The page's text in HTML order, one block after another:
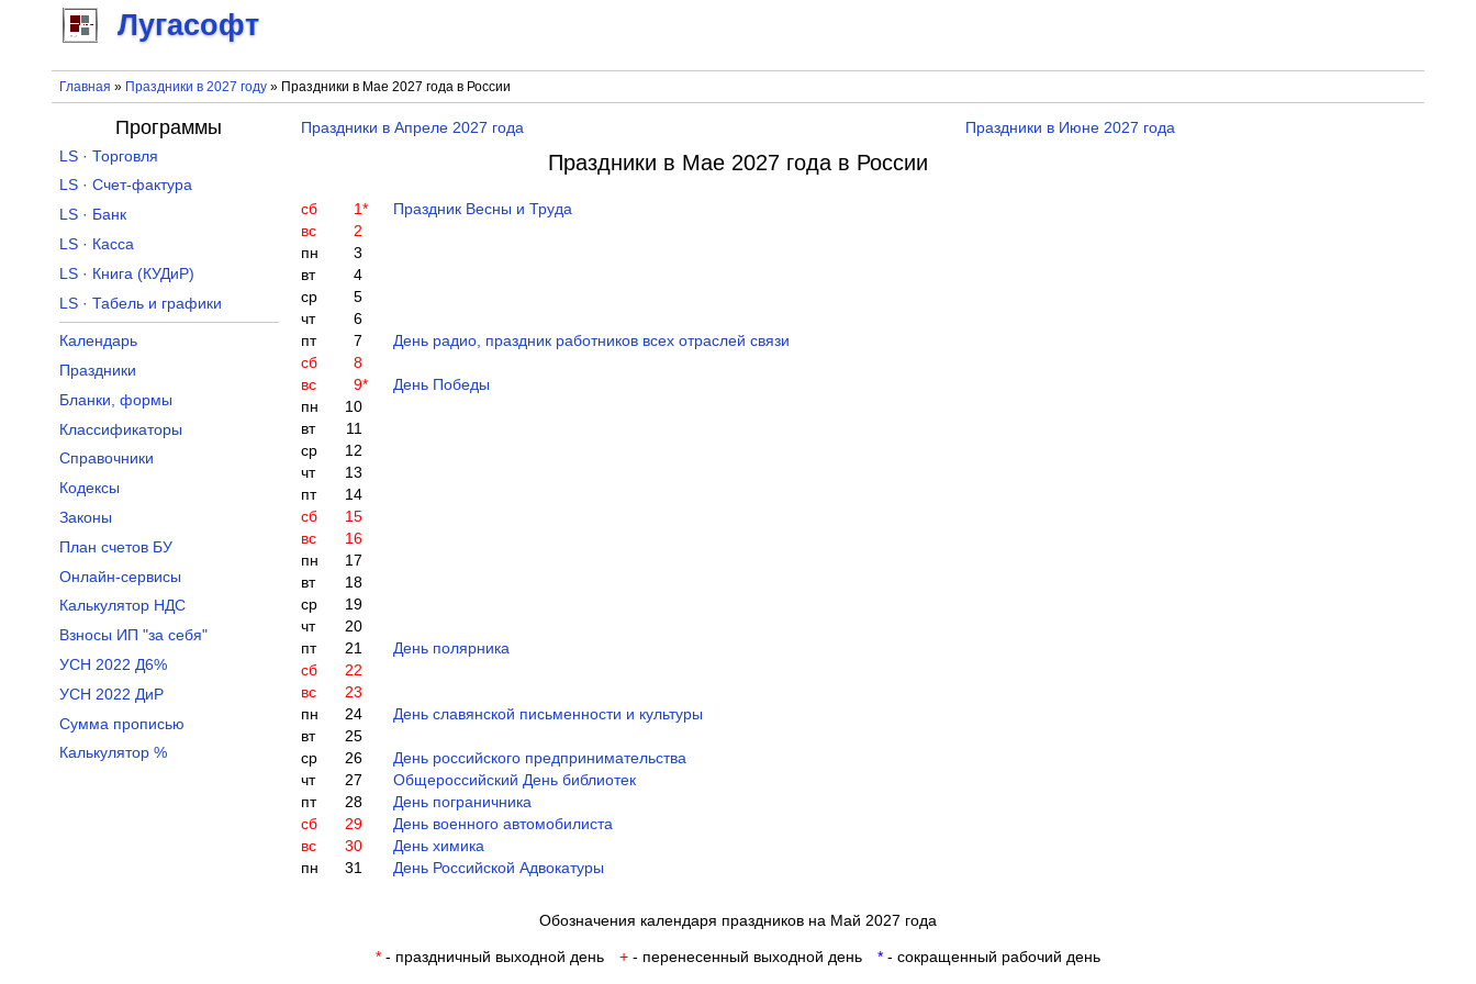
Лугасофт
Главная » Праздники в 2027 году» Праздники в Мае 2027 года в России
Праздники в Апреле 2027 года Праздники в Июне 2027 года
Праздники в Мае 2027 года в России
сб 1*
Праздник Весны и Труда
вс
2
пн
3
вт
4
ср
5
чт
6
пт
7
День радио, праздник работников всех отраслей связи
сб
8
вс
9*
День Победы
пн
10
вт
11
ср
12
чт
13
пт
14
сб
15
вс
16
пн
17
вт
18
ср
19
чт
20
пт
21
День полярника
сб
22
вс
23
пн
24
День славянской письменности и культуры
вт
25
ср
26
День российского предпринимательства
чт
27
Общероссийский День библиотек
пт
28
День пограничника
сб
29
День военного автомобилиста
вс
30
День химика
пн
31 День Российской Адвокатуры
Обозначения календаря праздников на Май 2027 года
* - праздничный выходной день + - перенесенный выходной день *- сокращенный рабочий день
Программы
LS · Торговля
LS · Счет-фактура
LS · Банк
LS · Касса
LS · Книга (КУДиР)
LS · Табель и графики
Календарь
Праздники
Бланки, формы
Классификаторы
Справочники
Кодексы
Законы
План счетов БУ
Онлайн-сервисы
Калькулятор НДС
Взносы ИП "за себя"
УСН 2022 Д6%
УСН 2022 ДиР
Сумма прописью
Калькулятор %